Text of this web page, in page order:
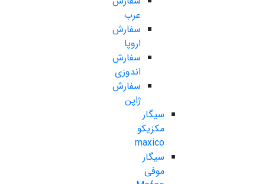
عرب
سفارش
اروپا
سفارش
اندوزی
سفارش
ژاپن
سیگار
مکزیکو
maxico
سیگار
موفی